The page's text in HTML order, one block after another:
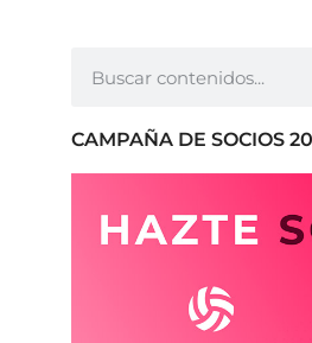
CAMPAÑA DE SOCIOS